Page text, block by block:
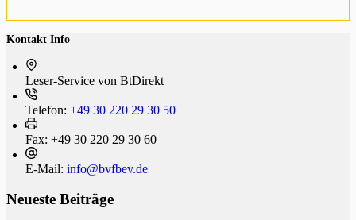
Kontakt Info
Leser-Service von BtDi­rekt
Telefon: +49 30 220 29 30 50
Fax: +49 30 220 29 30 60
E-Mail: info@bvfbev.de
Neueste Beiträge